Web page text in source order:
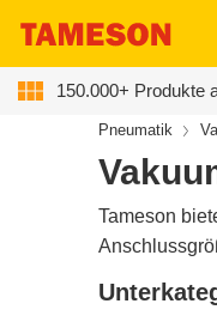
150.000+ Produkte
Pneumatik
Tameson